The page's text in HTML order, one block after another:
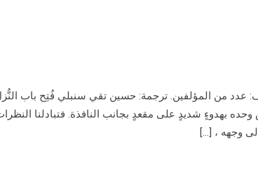
عدد من المؤلفين. ترجمة: حسين تقي سنبلي فُتِح باب
بهدوءٍ شديدٍ على مقعدٍ بجانب النافذة. فتبادلنا
وجهه ، […]